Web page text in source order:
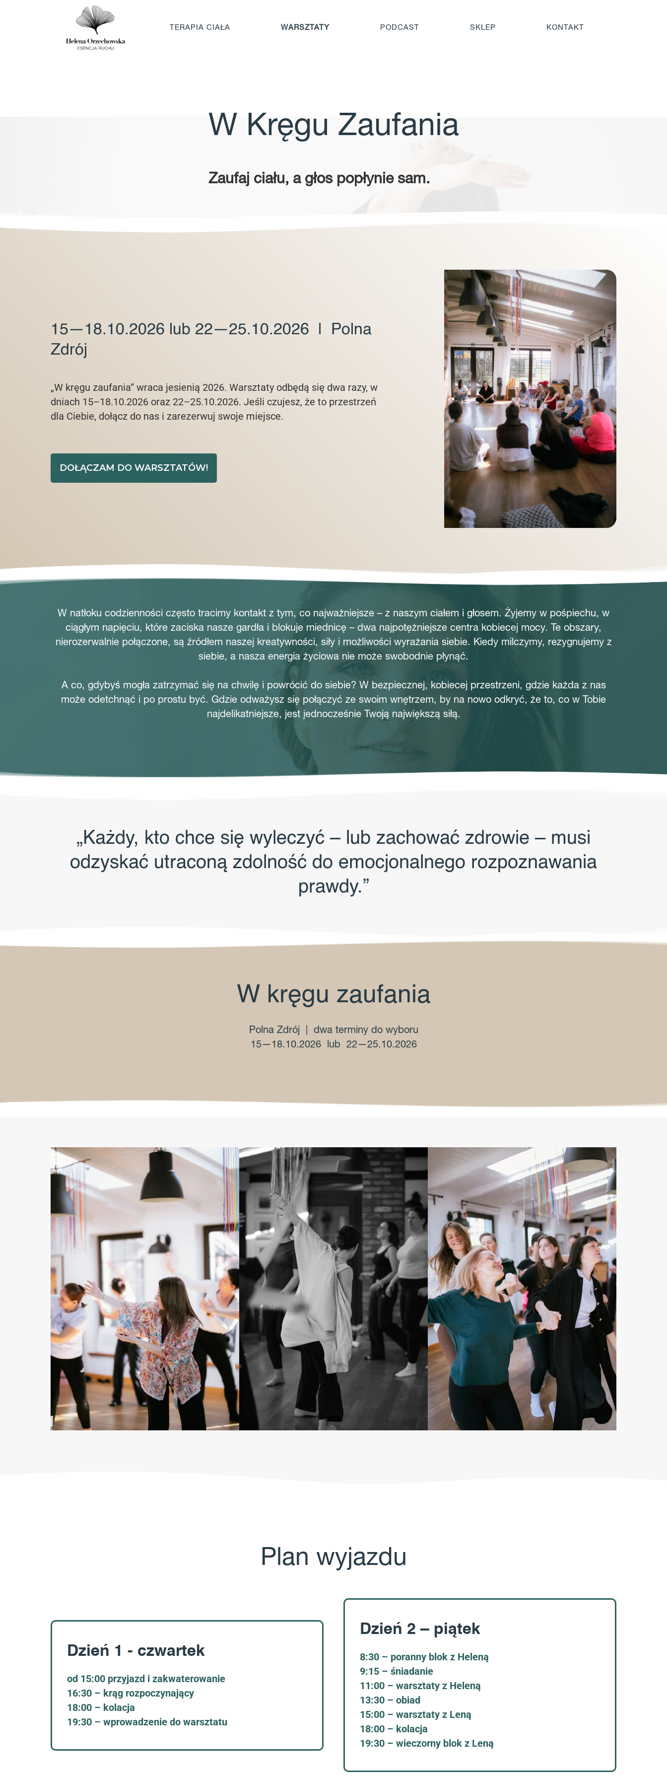
TERAPIA CIAŁA WARSZTATY PODCAST SKLEP KONTAKT
W Kręgu Zaufania
Zaufaj ciału, a głos popłynie sam.
15—18.10.2026 lub 22—25.10.2026 | Polna
Zdrój
„W kręgu zaufania” wraca jesienią 2026. Warsztaty odbędą się dwa razy, w
dniach 15–18.10.2026 oraz 22–25.10.2026. Jeśli czujesz, że to przestrzeń
dla Ciebie, dołącz do nas i zarezerwuj swoje miejsce.
DOŁĄCZAM DO WARSZTATÓW!
W natłoku codzienności często tracimy kontakt z tym, co najważniejsze – z naszym ciałem i głosem. Żyjemy w pośpiechu, w
ciągłym napięciu, które zaciska nasze gardła i blokuje miednicę – dwa najpotężniejsze centra kobiecej mocy. Te obszary,
nierozerwalnie połączone, są źródłem naszej kreatywności, siły i możliwości wyrażania siebie. Kiedy milczymy, rezygnujemy z
siebie, a nasza energia życiowa nie może swobodnie płynąć.
A co, gdybyś mogła zatrzymać się na chwilę i powrócić do siebie? W bezpiecznej, kobiecej przestrzeni, gdzie każda z nas
może odetchnąć i po prostu być. Gdzie odważysz się połączyć ze swoim wnętrzem, by na nowo odkryć, że to, co w Tobie
najdelikatniejsze, jest jednocześnie Twoją największą siłą.
„Każdy, kto chce się wyleczyć – lub zachować zdrowie – musi
odzyskać utraconą zdolność do emocjonalnego rozpoznawania
prawdy.”
W kręgu zaufania
Polna Zdrój | dwa terminy do wyboru
15—18.10.2026 lub 22—25.10.2026
Plan wyjazdu
Dzień 1 - czwartek
od 15:00 przyjazd i zakwaterowanie
16:30 – krąg rozpoczynający
18:00 – kolacja
19:30 – wprowadzenie do warsztatu
Dzień 2 – piątek
8:30 – poranny blok z Heleną
9:15 – śniadanie
11:00 – warsztaty z Heleną
13:30 – obiad
15:00 – warsztaty z Leną
18:00 – kolacja
19:30 – wieczorny blok z Leną